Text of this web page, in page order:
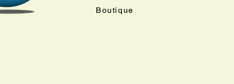
Boutique